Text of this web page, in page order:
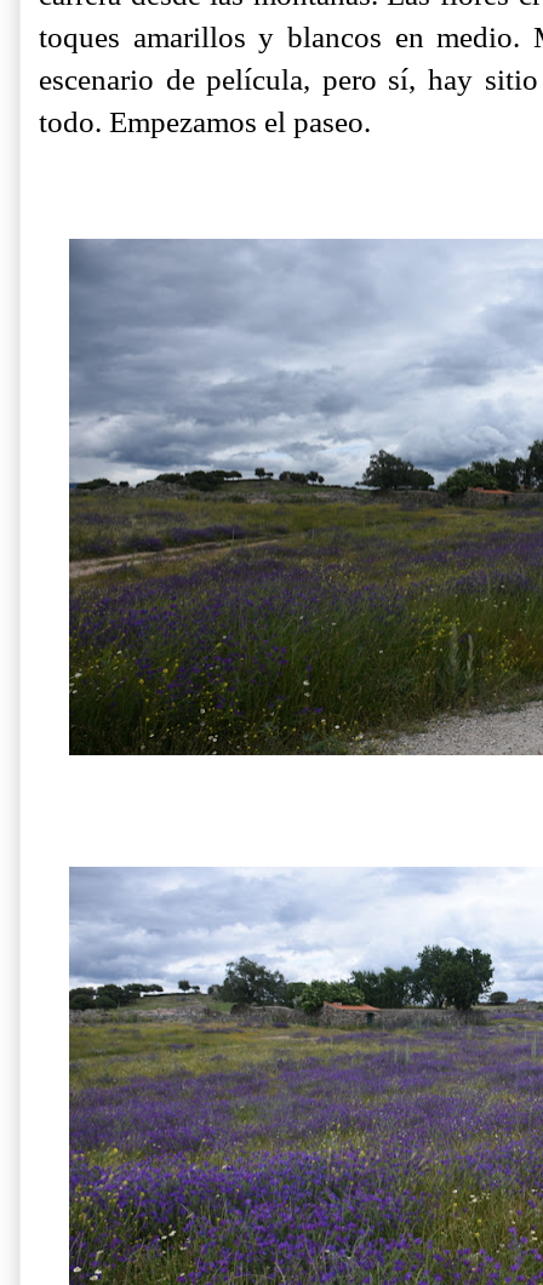
toques amarillos y blancos en medio.
escenario de película, pero sí, hay
todo. Empezamos el paseo.